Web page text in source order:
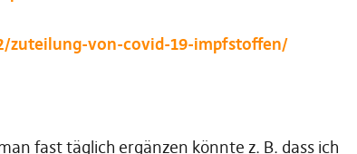
zuteilung-von-covid-19-impfstoffen/
fast täglich ergänzen könnte z. B. dass ich